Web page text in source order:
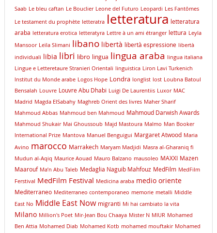
Saab Le bleu caftan Le Bouclier Leone del Futuro Leopardi Les Fantômes
Le testament du prophète letteratra letteratura letteratura
araba letteratura erotica letteratyra Lettre à un ami étranger lettura Leyla
Mansoor Leïla Slimani libano libertà libertà espressione libertà
individuali libia libri libro lingua lingua araba lingua italiana
Lingue e Letteretaure Stranieri Orientali linguistica Liron Lavi Turkenich
lnstitut du Monde arabe Logos Hope Londra longlist lost Loubna Batoul
Bensalah Louvre Louvre Abu Dhabi Luigi De Laurentiis Luxor MAC
Madrid Magda ElSabahy Maghreb Orient des livres Maher Sharif
Mahmoud Abbas Mahmoud ben Mahmoud Mahmoud Darwish Awards
Mahmoud Shukair Mai Ghoussoub Majd Mastoura Malmo Man Booker
International Prize Mantova Manuel Benguigui Margaret Atwood Maria
Avino marocco Marrakech Maryam Madjidi Masra al-Gharaniq fi
Mudun al-Aqiq Maurice Aouad Mauro Balzano mausoleo MAXXI Mazen
Maarouf Ma’n Abu Taleb Medaglia Naguib Mahfouz MedFilm MedFilm
Ferstival MedFilm Festival Medicina araba medio oriente
Mediterraneo Mediterraneo contemporaneo memorie metalli Middle
East No Middle East Now migranti Mi hai cambiato la vita
Milano Million's Poet Mir-Jean Bou Chaaya Mister N MIUR Mohamed
Ben Attia Mohamed Diab Mohamed Kotb mohamed mouftakir Mohamed